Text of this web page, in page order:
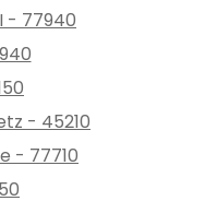
- 77940
- 45210
- 77710